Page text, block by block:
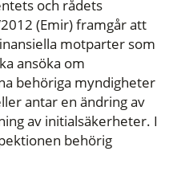
och rådets
(Emir) framgår att
motparter som
ansöka om
behöriga myndigheter
antar en ändring av
av initialsäkerheter. I
behörig